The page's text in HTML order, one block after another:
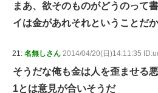
まあ、欲そのものがどうのって
イは金があれそれということだ
21: 名無しさん 2014/04/20(日)14:11:35
そうだな俺も金は人を歪ませる
1とは意見が合いそうだ